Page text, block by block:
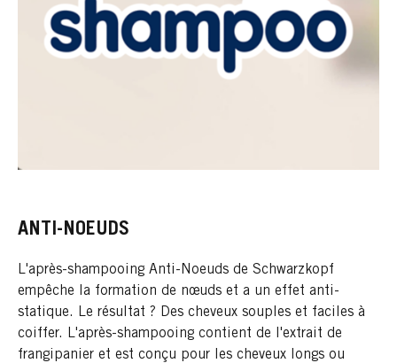
ANTI-NOEUDS
L'après-shampooing Anti-Noeuds de Schwarzkopf
empêche la formation de nœuds et a un effet anti-
statique. Le résultat ? Des cheveux souples et faciles à
coiffer. L'après-shampooing contient de l'extrait de
frangipanier et est conçu pour les cheveux longs ou